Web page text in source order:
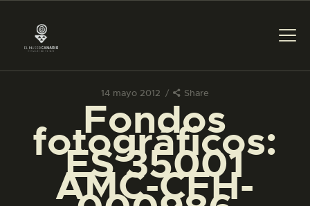
14 mayo 2012 Share
Fondos
fotográficos:
ES 35001
AMC-CFH-
PREPARAR LA VISITA
ACTIVIDADES
█